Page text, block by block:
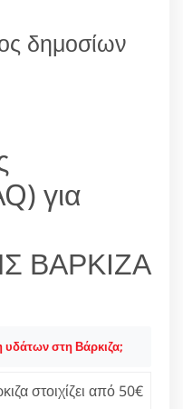
δημοσίων
για
ΒΑΡΚΙΖΑ
υδάτων στη Βάρκιζα;
στοιχίζει από 50€